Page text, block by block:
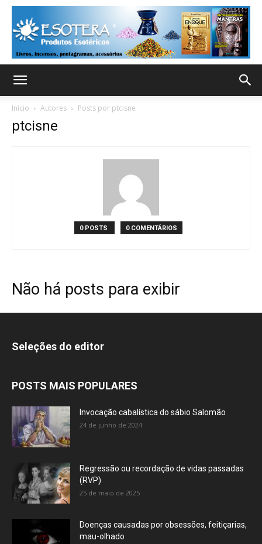
Início Autores Posts por ptcisne
ptcisne
0 POSTS 0 COMENTÁRIOS
Não há posts para exibir
Seleções do editor
POSTS MAIS POPULARES
Invocação cabalística do sábio Salomão
24 de junho de 2024
Regressão ou recordação de vidas passadas
(RVP)
25 de maio de 2025
Doenças causadas por obsessões, feitiçarias,
mau-olhado